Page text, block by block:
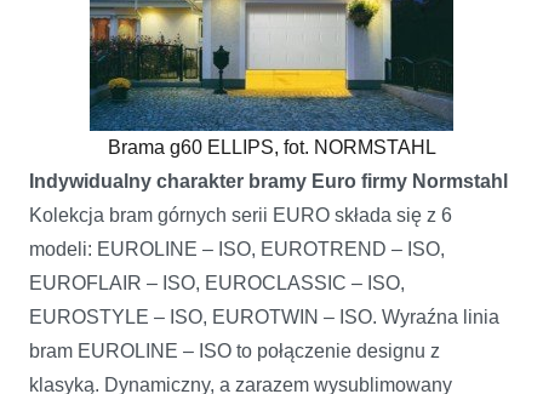
Brama g60 ELLIPS, fot. NORMSTAHL
Indywidualny charakter bramy Euro firmy Normstahl
Kolekcja bram górnych serii EURO składa się z 6
modeli: EUROLINE – ISO, EUROTREND – ISO,
EUROFLAIR – ISO, EUROCLASSIC – ISO,
EUROSTYLE – ISO, EUROTWIN – ISO. Wyraźna linia
bram EUROLINE – ISO to połączenie designu z
klasyką. Dynamiczny, a zarazem wysublimowany